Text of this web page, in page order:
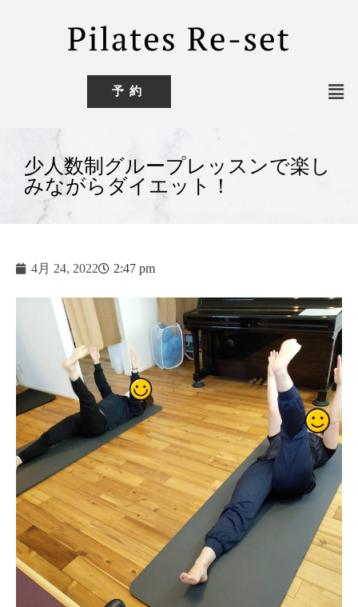
予約
少人数制グループレッスンで楽し
みながらダイエット！
4月 24, 2022 2:47 pm